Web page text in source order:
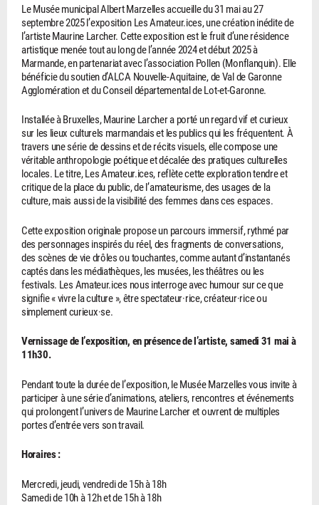
Le Musée municipal Albert Marzelles accueille du 31 mai au 27
septembre 2025 l’exposition Les Amateur.ices, une création inédite de
l’artiste Maurine Larcher. Cette exposition est le fruit d’une résidence
artistique menée tout au long de l’année 2024 et début 2025 à
Marmande, en partenariat avec l’association Pollen (Monflanquin). Elle
bénéficie du soutien d’ALCA Nouvelle-Aquitaine, de Val de Garonne
Agglomération et du Conseil départemental de Lot-et-Garonne.
Installée à Bruxelles, Maurine Larcher a porté un regard vif et curieux
sur les lieux culturels marmandais et les publics qui les fréquentent. À
travers une série de dessins et de récits visuels, elle compose une
véritable anthropologie poétique et décalée des pratiques culturelles
locales. Le titre, Les Amateur.ices, reflète cette exploration tendre et
critique de la place du public, de l’amateurisme, des usages de la
culture, mais aussi de la visibilité des femmes dans ces espaces.
Cette exposition originale propose un parcours immersif, rythmé par
des personnages inspirés du réel, des fragments de conversations,
des scènes de vie drôles ou touchantes, comme autant d’instantanés
captés dans les médiathèques, les musées, les théâtres ou les
festivals. Les Amateur.ices nous interroge avec humour sur ce que
signifie « vivre la culture », être spectateur·rice, créateur·rice ou
simplement curieux·se.
Vernissage de l’exposition, en présence de l’artiste, samedi 31 mai à
11h30.
Pendant toute la durée de l’exposition, le Musée Marzelles vous invite à
participer à une série d’animations, ateliers, rencontres et événements
qui prolongent l’univers de Maurine Larcher et ouvrent de multiples
portes d’entrée vers son travail.
Horaires :
Mercredi, jeudi, vendredi de 15h à 18h
Samedi de 10h à 12h et de 15h à 18h